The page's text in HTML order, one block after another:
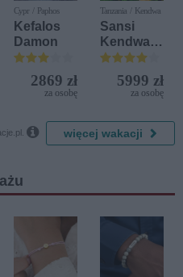
Cypr / Paphos
Kefalos
Damon
2869 zł
za osobę
Tanzania / Kendwa
Sansi
Kendwa
Beach
Resort
5999 zł
za osobę
 więcej wakacji